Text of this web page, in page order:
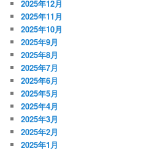
2025年12月
2025年11月
2025年10月
2025年9月
2025年8月
2025年7月
2025年6月
2025年5月
2025年4月
2025年3月
2025年2月
2025年1月